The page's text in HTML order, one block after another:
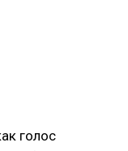
голос